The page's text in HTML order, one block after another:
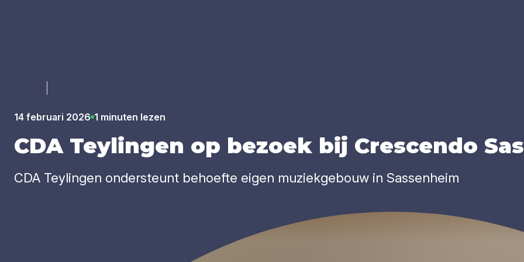
14 februari 2026 1 minuten lezen
CDATey­lin­gen op bezoek bij Cres­cen­do
CDA Teylingen ondersteunt behoefte eigen muziekgebouw in Sassenheim